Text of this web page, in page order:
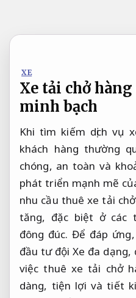
nội
XE
Xe tải chở hàng
minh bạch
Khi tìm kiếm dịch vụ
khách hàng thường
chóng, an toàn và
phát triển mạnh mẽ
nhu cầu thuê xe tải
tăng, đặc biệt ở các
đông đúc. Để đáp
đầu tư đội Xe đa dạng,
việc thuê xe tải chở
dàng, tiện lợi và tiết